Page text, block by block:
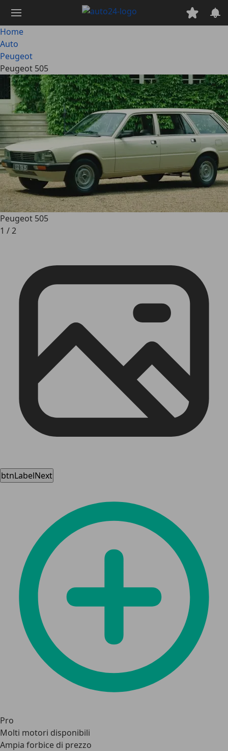
contenuto
principale
Home
Auto
Peugeot
Peugeot 505
Peugeot 505
1 /2
btnLabelNext
Pro
Molti motori disponibili
Ampia forbice di prezzo